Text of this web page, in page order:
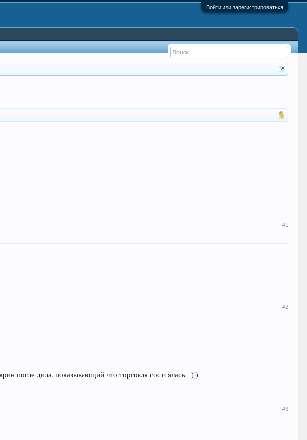
Войти или зарегистрироваться
#1
#2
после дила, показывающий что торговля состоялась =)))
#3